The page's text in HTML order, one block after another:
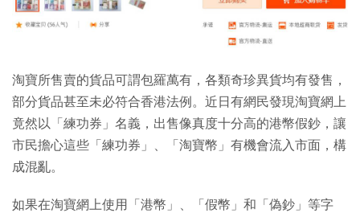
淘寶所售賣的貨品可謂包羅萬有，各類奇珍異貨均有發售，
部分貨品甚至未必符合香港法例。近日有網民發現淘寶網上
竟然以「練功券」名義，出售像真度十分高的港幣假鈔，讓
市民擔心這些「練功券」、「淘寶幣」有機會流入市面，構
成混亂。
如果在淘寶網上使用「港幣」、「假幣」和「偽鈔」等字